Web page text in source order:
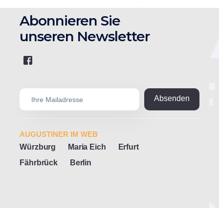
ZU
"DIE
Abonnieren Sie
unseren Newsletter
AUGUSTINER IM WEB
Würzburg
Maria Eich
Erfurt
Fährbrück
Berlin